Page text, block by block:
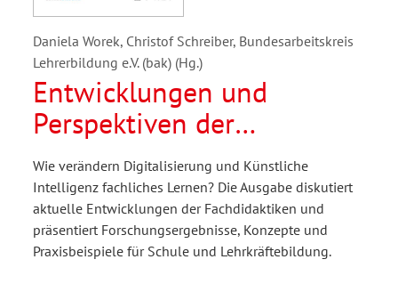
Daniela Worek, Christof Schreiber, Bundesarbeitskreis
Lehrerbildung e.V. (bak) (Hg.)
Entwicklungen und
Perspektiven der
Fachdidaktiken
Wie verändern Digitalisierung und Künstliche
Intelligenz fachliches Lernen? Die Ausgabe diskutiert
aktuelle Entwicklungen der Fachdidaktiken und
präsentiert Forschungsergebnisse, Konzepte und
Praxisbeispiele für Schule und Lehrkräftebildung.